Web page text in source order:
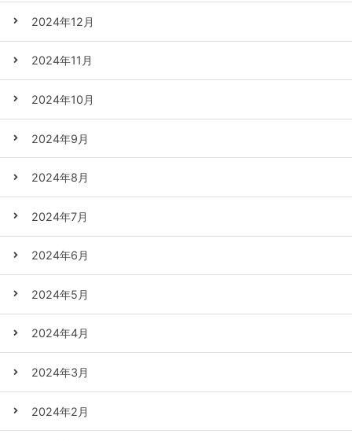
2024年12月
2024年11月
2024年10月
2024年9月
2024年8月
2024年7月
2024年6月
2024年5月
2024年4月
2024年3月
2024年2月